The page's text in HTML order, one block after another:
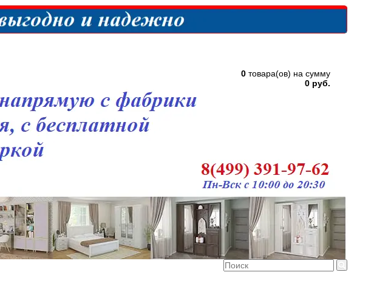
0 товара(ов) на сумму
0 руб.